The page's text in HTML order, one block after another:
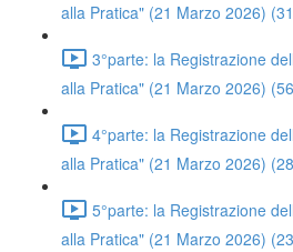
alla Pratica" (21 Marzo 2026)
3°parte: la Registrazione
alla Pratica" (21 Marzo 2026)
4°parte: la Registrazione
alla Pratica" (21 Marzo 2026)
5°parte: la Registrazione
alla Pratica" (21 Marzo 2026)